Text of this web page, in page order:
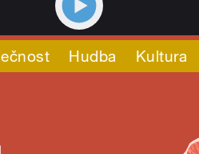
Hudba Kultura